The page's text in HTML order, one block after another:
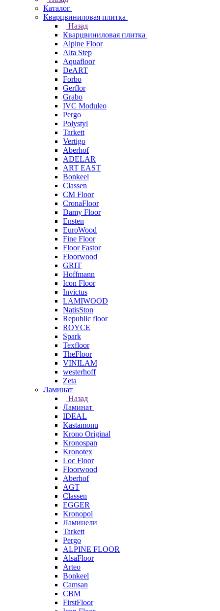
Каталог
Кварцвиниловая плитка
Назад
Кварцвиниловая плитка
Alpine Floor
Alta Step
Aquafloor
DeART
Forbo
Gerflor
Grabo
IVC Moduleo
Pergo
Polystyl
Tarkett
Vertigo
Aberhof
ADELAR
ART EAST
Bonkeel
Classen
CM Floor
CronaFloor
Damy Floor
Ensten
EuroWood
Fine Floor
Floor Fastor
Floorwood
GRIT
Hoffmann
Icon Floor
Invictus
LAMIWOOD
NatisSton
Republic floor
ROYCE
Spark
Texfloor
TheFloor
VINILAM
westerhoff
Zeta
Ламинат
Назад
Ламинат
IDEAL
Kastamonu
Krono Original
Kronospan
Kronotex
Loc Floor
Floorwood
Aberhof
AGT
Classen
EGGER
Kronopol
Ламинели
Tarkett
Pergo
ALPINE FLOOR
AlsaFloor
Arteo
Bonkeel
Camsan
CBM
FirstFloor